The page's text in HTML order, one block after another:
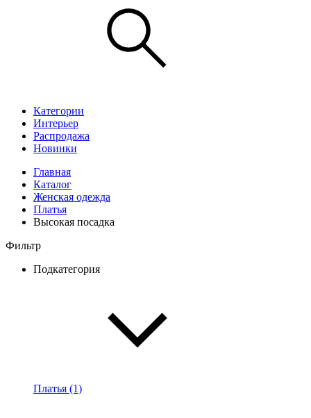
Категории
Интерьер
Распродажа
Новинки
Главная
Каталог
Женская одежда
Платья
Высокая посадка
Фильтр
Подкатегория
Платья (1)